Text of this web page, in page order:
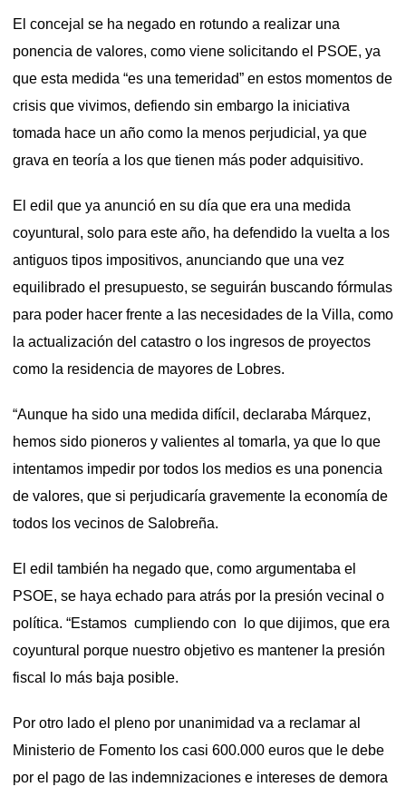
El concejal se ha negado en rotundo a realizar una
ponencia de valores, como viene solicitando el PSOE, ya
que esta medida “es una temeridad” en estos momentos de
crisis que vivimos, defiendo sin embargo la iniciativa
tomada hace un año como la menos perjudicial, ya que
grava en teoría a los que tienen más poder adquisitivo.
El edil que ya anunció en su día que era una medida
coyuntural, solo para este año, ha defendido la vuelta a los
antiguos tipos impositivos, anunciando que una vez
equilibrado el presupuesto, se seguirán buscando fórmulas
para poder hacer frente a las necesidades de la Villa, como
la actualización del catastro o los ingresos de proyectos
como la residencia de mayores de Lobres.
“Aunque ha sido una medida difícil, declaraba Márquez,
hemos sido pioneros y valientes al tomarla, ya que lo que
intentamos impedir por todos los medios es una ponencia
de valores, que si perjudicaría gravemente la economía de
todos los vecinos de Salobreña.
El edil también ha negado que, como argumentaba el
PSOE, se haya echado para atrás por la presión vecinal o
política. “Estamos cumpliendo con lo que dijimos, que era
coyuntural porque nuestro objetivo es mantener la presión
fiscal lo más baja posible.
Por otro lado el pleno por unanimidad va a reclamar al
Ministerio de Fomento los casi 600.000 euros que le debe
por el pago de las indemnizaciones e intereses de demora